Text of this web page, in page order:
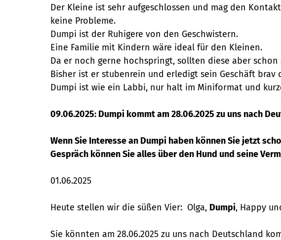
Der Kleine ist sehr aufgeschlossen und mag den
keine Probleme.
Dumpi ist der Ruhigere von den Geschwistern.
Eine Familie mit Kindern wäre ideal für den Kleinen.
Da er noch gerne hochspringt, sollten diese aber schon
Bisher ist er stubenrein und erledigt sein Geschäft brav
Dumpi ist wie ein Labbi, nur halt im Miniformat und
09.06.2025: Dumpi kommt am 28.06.2025 zu uns nach
Wenn Sie Interesse an Dumpi haben können Sie jetzt
Gespräch können Sie alles über den Hund und seine
01.06.2025
Heute stellen wir die süßen Vier: Olga, Dumpi, Happy
Sie könnten am 28.06.2025 zu uns nach Deutschland